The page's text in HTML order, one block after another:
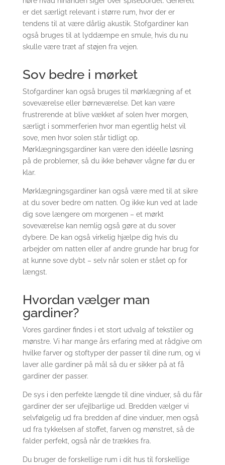
er det særligt relevant i større rum, hvor der er
tendens til at være dårlig akustik. Stofgardiner kan
også bruges til at lyddæmpe en smule, hvis du nu
skulle være træt af støjen fra vejen.
Sov bedre i mørket
Stofgardiner kan også bruges til mørklægning af et
soveværelse eller børneværelse. Det kan være
frustrerende at blive vækket af solen hver morgen,
særligt i sommerferien hvor man egentlig helst vil
sove, men hvor solen står tidligt op.
Mørklægningsgardiner kan være den idéelle løsning
på de problemer, så du ikke behøver vågne før du er
klar.
Mørklægningsgardiner kan også være med til at sikre
at du sover bedre om natten. Og ikke kun ved at lade
dig sove længere om morgenen – et mørkt
soveværelse kan nemlig også gøre at du sover
dybere. De kan også virkelig hjælpe dig hvis du
arbejder om natten eller af andre grunde har brug for
at kunne sove dybt – selv når solen er stået op for
længst.
Hvordan vælger man
gardiner?
Vores gardiner findes i et stort udvalg af tekstiler og
mønstre. Vi har mange års erfaring med at rådgive om
hvilke farver og stoftyper der passer til dine rum, og vi
laver alle gardiner på mål så du er sikker på at få
gardiner der passer.
De sys i den perfekte længde til dine vinduer, så du får
gardiner der ser ufejlbarlige ud. Bredden vælger vi
selvfølgelig ud fra bredden af dine vinduer, men også
ud fra tykkelsen af stoffet, farven og mønstret, så de
falder perfekt, også når de trækkes fra.
Du bruger de forskellige rum i dit hus til forskellige